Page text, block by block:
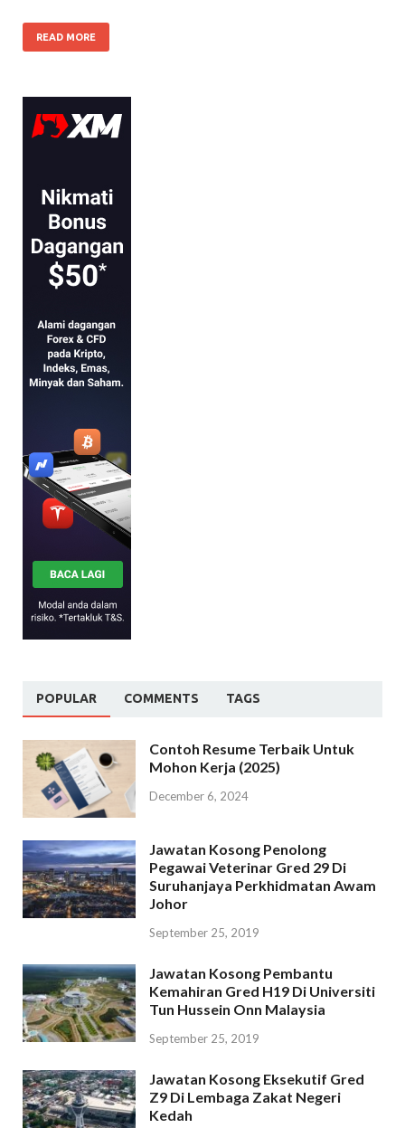
READ MORE
POPULAR COMMENTS TAGS
Contoh Resume Terbaik Untuk
Mohon Kerja (2025)
December 6, 2024
Jawatan Kosong Penolong
Pegawai Veterinar Gred 29 Di
Suruhanjaya Perkhidmatan Awam
Johor
September 25, 2019
Jawatan Kosong Pembantu
Kemahiran Gred H19 Di Universiti
Tun Hussein Onn Malaysia
September 25, 2019
Jawatan Kosong Eksekutif Gred
Z9 Di Lembaga Zakat Negeri
Kedah